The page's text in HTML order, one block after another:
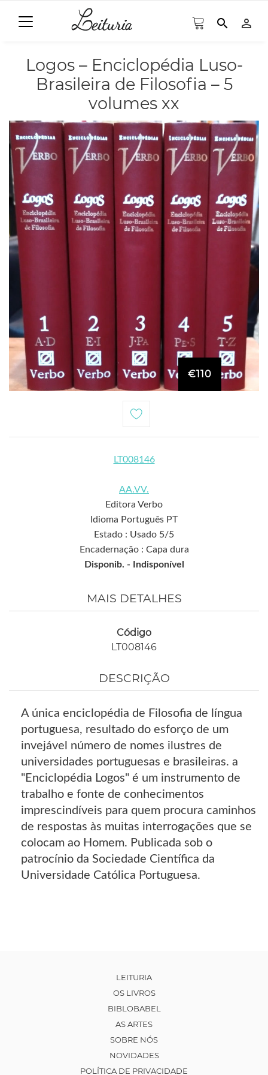
search person_outline
Logos – Enciclopédia Luso-
Brasileira de Filosofia – 5
volumes xx
€110
LT008146
AA.VV.
Editora Verbo
Idioma Português PT
Estado : Usado 5/5
Encadernação : Capa dura
Disponib. -
Indisponível
MAIS DETALHES
Código
LT008146
DESCRIÇÃO
A única enciclopédia de Filosofia de língua
portuguesa, resultado do esforço de um
invejável número de nomes ilustres de
universidades portuguesas e brasileiras. a
"Enciclopédia Logos" é um instrumento de
trabalho e fonte de conhecimentos
imprescindíveis para quem procura caminhos
de respostas às muitas interrogações que se
colocam ao Homem. Publicada sob o
patrocínio da Sociedade Científica da
Universidade Católica Portuguesa.
LEITURIA
OS LIVROS
BIBLOBABEL
AS ARTES
SOBRE NÓS
NOVIDADES
POLÍTICA DE PRIVACIDADE